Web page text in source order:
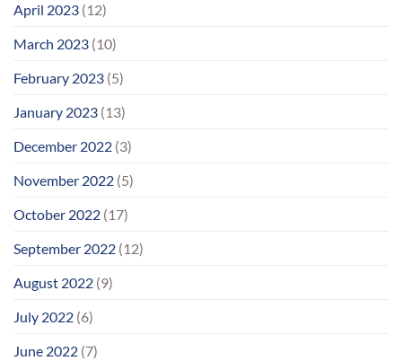
April 2023 (12)
March 2023 (10)
February 2023 (5)
January 2023 (13)
December 2022 (3)
November 2022 (5)
October 2022 (17)
September 2022 (12)
August 2022 (9)
July 2022 (6)
June 2022 (7)